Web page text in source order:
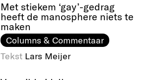
Met stiekem ‘gay’-gedrag
heeft de manosphere niets te
maken
Columns & Commentaar
Tekst Lars Meijer